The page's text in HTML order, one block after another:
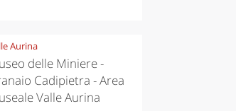
Aurina
delle Miniere -
Cadipietra - Area
Valle Aurina